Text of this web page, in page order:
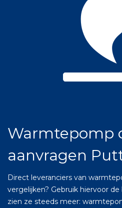
Warmtepomp
aanvragen
Direct leveranciers van
vergelijken? Gebruik hiervoor
zien ze steeds meer: